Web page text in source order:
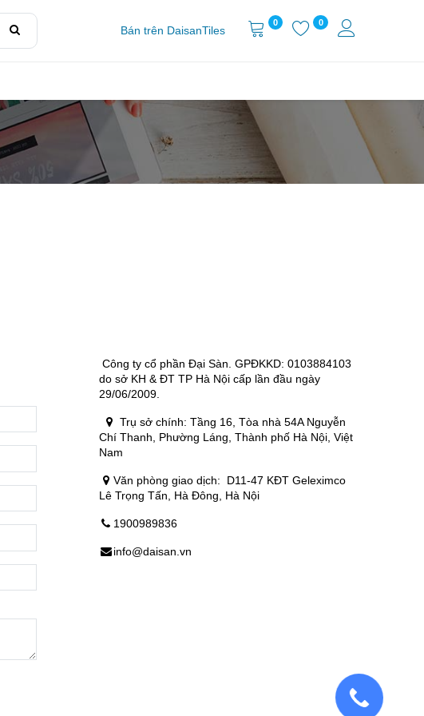
Bán trên DaisanTiles
0 0
Công ty cổ phần Đại Sàn. GPĐKKD: 0103884103
do sở KH & ĐT TP Hà Nội cấp lần đầu ngày
29/06/2009.
Trụ sở chính: Tầng 16, Tòa nhà 54A Nguyễn
Chí Thanh, Phường Láng, Thành phố Hà Nội, Việt
Nam
Văn phòng giao dịch:
D11-47 KĐT Geleximco
Lê Trọng Tấn, Hà Đông, Hà Nội
1900989836
info@daisan.vn